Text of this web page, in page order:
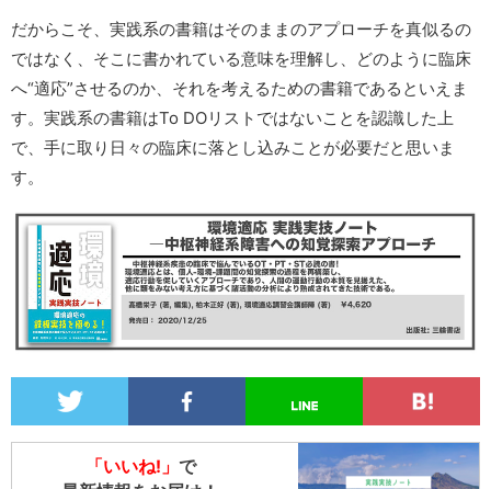
だからこそ、実践系の書籍はそのままのアプローチを真似るの
ではなく、そこに書かれている意味を理解し、どのように臨床
へ“適応”させるのか、それを考えるための書籍であるといえま
す。実践系の書籍はTo DOリストではないことを認識した上
で、手に取り日々の臨床に落とし込みことが必要だと思いま
す。
「いいね!」 で